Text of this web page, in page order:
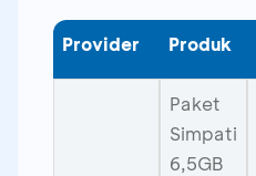
Provider Produk
Paket
Simpati
6,5GB